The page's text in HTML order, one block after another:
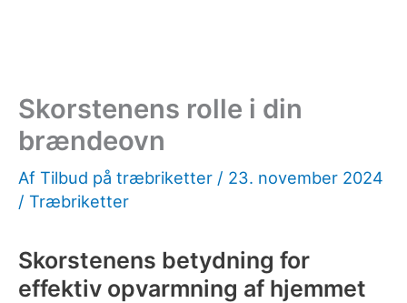
Skorstenens rolle i din
brændeovn
Af Tilbud på træbriketter / 23. november 2024
/ Træbriketter
Skorstenens betydning for
effektiv opvarmning af hjemmet